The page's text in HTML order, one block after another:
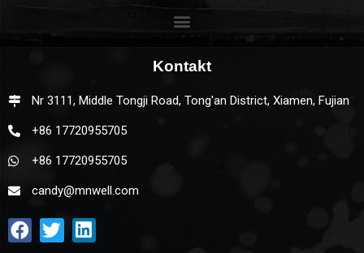
Kontakt
Nr 3111, Middle Tongji Road, Tong'an District, Xiamen, Fujian
+86 17720955705
+86 17720955705
candy@mnwell.com